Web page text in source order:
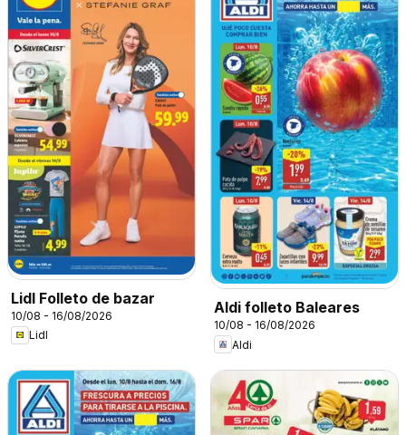
Lidl Folleto de bazar
10/08 - 16/08/2026
Lidl
Aldi folleto Baleares
10/08 - 16/08/2026
Aldi